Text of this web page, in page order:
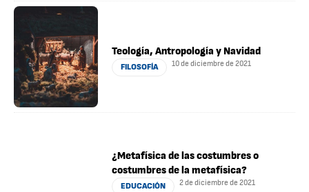
Teología, Antropología y Navidad
FILOSOFÍA 10 de diciembre de 2021
¿Metafísica de las costumbres o
costumbres de la metafísica?
EDUCACIÓN 2 de diciembre de 2021